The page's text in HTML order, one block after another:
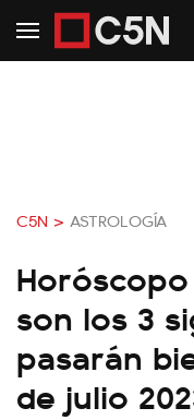
C5N > ASTROLOGÍA
son los 3
pasarán
de julio